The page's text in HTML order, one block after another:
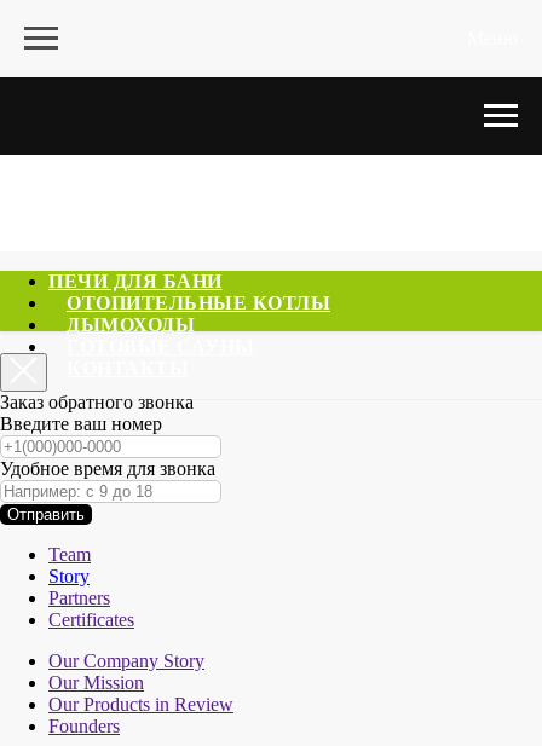
ПЕЧИ ДЛЯ БАНИ
ОТОПИТЕЛЬНЫЕ КОТЛЫ
ДЫМОХОДЫ
Заказ обратного звонка
Введите ваш номер
Удобное время для звонка
Отправить
Team
Story
Partners
Certificates
Our Company Story
Our Mission
Our Products in Review
Founders